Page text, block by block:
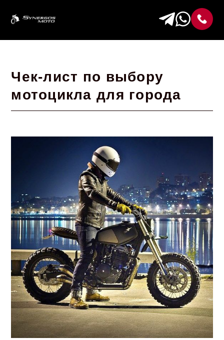
Чек-лист по выбору
мотоцикла для города